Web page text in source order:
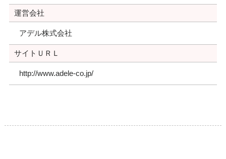
運営会社
アデル株式会社
サイトＵＲＬ
http://www.adele-co.jp/